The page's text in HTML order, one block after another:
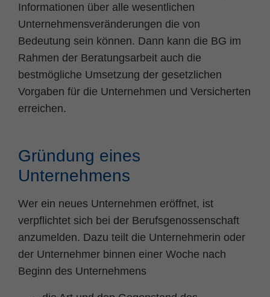
Informationen über alle wesentlichen
Unternehmensveränderungen die von
Bedeutung sein können. Dann kann die BG im
Rahmen der Beratungsarbeit auch die
bestmögliche Umsetzung der gesetzlichen
Vorgaben für die Unternehmen und Versicherten
erreichen.
Gründung eines
Unternehmens
Wer ein neues Unternehmen eröffnet, ist
verpflichtet sich bei der Berufsgenossenschaft
anzumelden. Dazu teilt die Unternehmerin oder
der Unternehmer binnen einer Woche nach
Beginn des Unternehmens
mithilfe derer der eingeloggte User
wiedererkannt wird, um ihm Zugang zu
geschützten Bereichen zu gewähren.
Name PHPSESSID
Anbieter php
Zweck PHPs Standard Sitzungs Identifikation